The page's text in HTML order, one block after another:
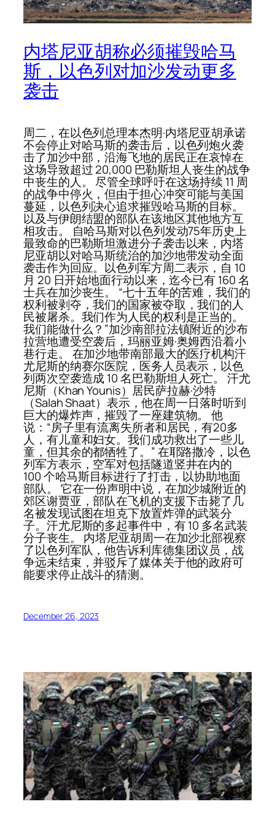
内塔尼亚胡称必须摧毁哈马
斯，以色列对加沙发动更多
袭击
周二，在以色列总理本杰明·内塔尼亚胡承诺
不会停止对哈马斯的袭击后，以色列炮火袭
击了加沙中部，沿海飞地的居民正在哀悼在
这场导致超过 20,000 巴勒斯坦人丧生的战争
中丧生的人。 尽管全球呼吁在这场持续 11 周
的战争中停火，但由于担心冲突可能与美国
蔓延，以色列决心追求摧毁哈马斯的目标。
以及与伊朗结盟的部队在该地区其他地方互
相攻击。 自哈马斯对以色列发动75年历史上
最致命的巴勒斯坦激进分子袭击以来，内塔
尼亚胡以对哈马斯统治的加沙地带发动全面
袭击作为回应。以色列军方周二表示，自 10
月 20 日开始地面行动以来，迄今已有 160 名
士兵在加沙丧生。 “七十五年的苦难，我们的
权利被剥夺，我们的国家被夺取，我们的人
民被屠杀。我们作为人民的权利是正当的。
我们能做什么？”加沙南部拉法镇附近的沙布
拉营地遭受空袭后，玛丽亚姆·奥姆西沿着小
巷行走。 在加沙地带南部最大的医疗机构汗
尤尼斯的纳赛尔医院，医务人员表示，以色
列两次空袭造成 10 名巴勒斯坦人死亡。 汗尤
尼斯（Khan Younis）居民萨拉赫·沙特
（Salah Shaat）表示，他在周一日落时听到
巨大的爆炸声，摧毁了一座建筑物。 他
说：“房子里有流离失所者和居民，有20多
人，有儿童和妇女。我们成功救出了一些儿
童，但其余的都牺牲了。” 在耶路撒冷，以色
列军方表示，空军对包括隧道竖井在内的
100 个哈马斯目标进行了打击，以协助地面
部队。 它在一份声明中说，在加沙城附近的
郊区谢贾亚，部队在飞机的支援下击毙了几
名被发现试图在坦克下放置炸弹的武装分
子。汗尤尼斯的多起事件中，有 10 多名武装
分子丧生。 内塔尼亚胡周一在加沙北部视察
了以色列军队，他告诉利库德集团议员，战
争远未结束，并驳斥了媒体关于他的政府可
能要求停止战斗的猜测。
December 26, 2023